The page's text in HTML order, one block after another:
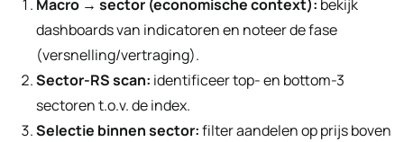
Macro → sector (economische context): bekijk
dashboards van indicatoren en noteer de fase
(versnelling/vertraging).
Sector-RS scan: identificeer top- en bottom-3
sectoren t.o.v. de index.
Selectie binnen sector:filter aandelen op prijs boven